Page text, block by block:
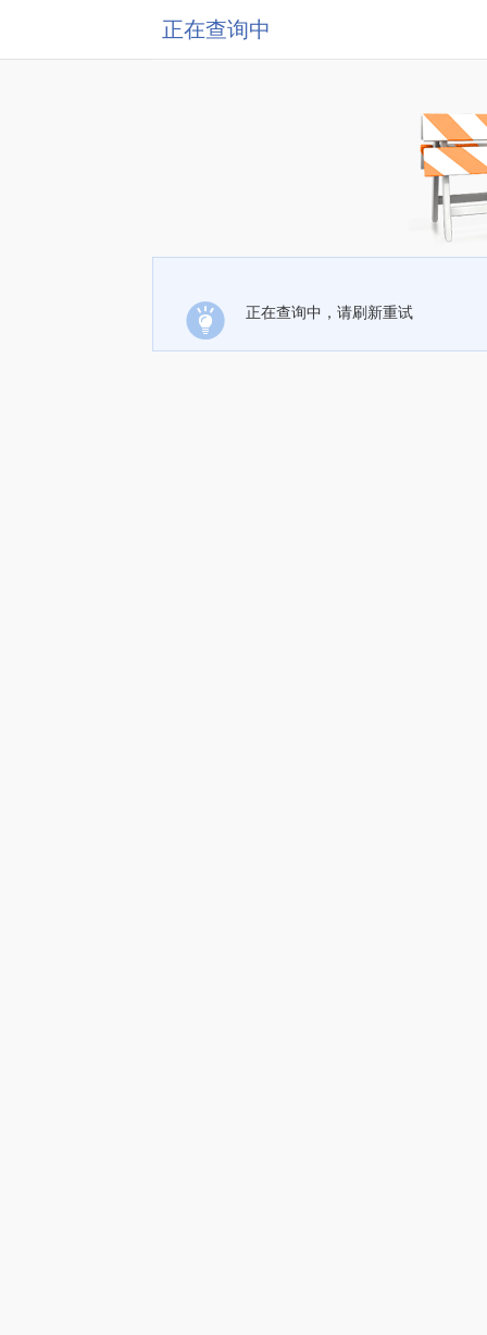
正在查询中
正在查询中，请刷新重试